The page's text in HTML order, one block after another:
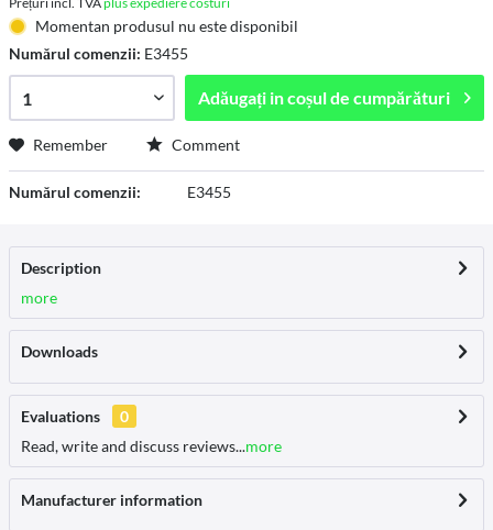
Momentan produsul nu este disponibil
Numărul comenzii: E3455
Adăugați incoșul de cumpărături
Remember Comment
Numărul comenzii: E3455
Description
more
Downloads
Evaluations
0
Read, write and discuss reviews...more
Manufacturer information